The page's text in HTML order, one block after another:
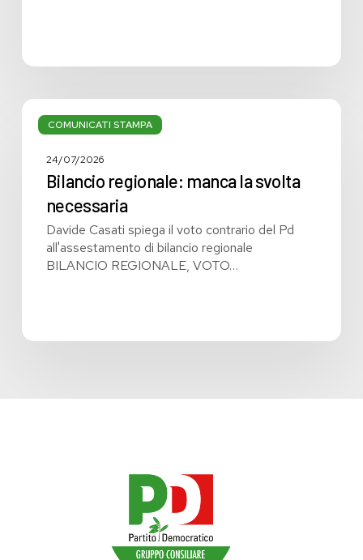
COMUNICATI STAMPA
Bilancio
regionale:
svolta
24/07/2026
Bilancio regionale: manca la svolta
necessaria
Davide Casati spiega il voto contrario del Pd
all'assestamento di bilancio regionale
BILANCIO REGIONALE, VOTO…